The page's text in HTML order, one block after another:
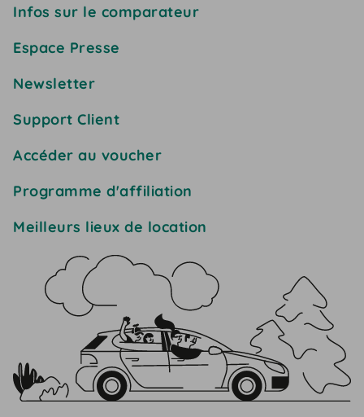
Infos sur le comparateur
Espace Presse
Newsletter
Support Client
Accéder au voucher
Programme d'affiliation
Meilleurs lieux de location